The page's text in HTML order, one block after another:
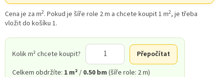
Cena je za m2. Pokud je šíře role 2 m a chcete koupit 1 m2, je třeba
vložit do košíku 1.
Kolik m² chcete koupit?
Přepočítat
Celkem obdržíte: 1 m²/ 0.50 bm (šíře role: 2 m)